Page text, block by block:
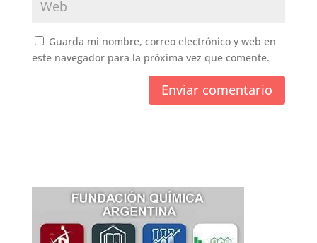
Guarda mi nombre, correo electrónico y web en
este navegador para la próxima vez que comente.